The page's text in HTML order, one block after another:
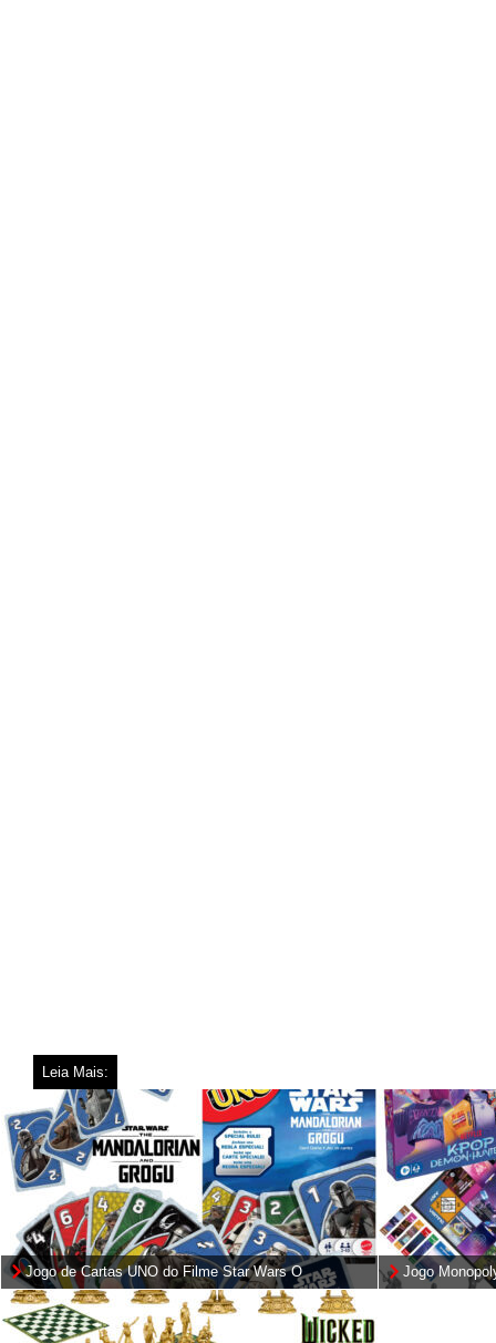
Leia Mais:
Jogo de Cartas UNO do Filme Star Wars O
Mandaloriano e Grogu
Jogo
(Netflix)